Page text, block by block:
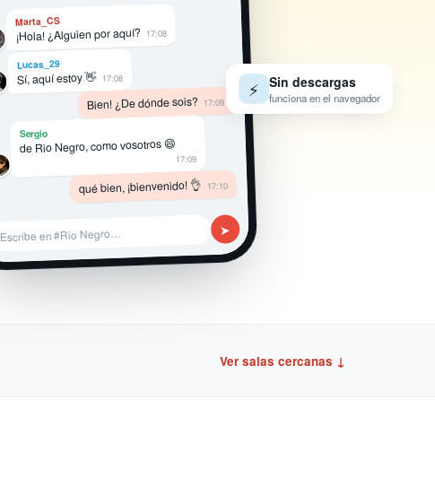
Marta_CS
¡Hola! ¿Alguien por aquí? 17:08
Lucas_29
Sí, aquí estoy 👋 17:08
Bien! ¿De dónde sois? 17:09
Sergio
de Rio Negro, como vosotros 😄
17:09
qué bien, ¡bienvenido! 👌 17:10
Escribe en #Rio Negro… ➤
⚡ Sin descargas
funciona en el navegador
Ver salas cercanas ↓